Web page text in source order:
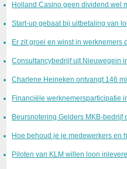
Holland Casino geen dividend wel
Start-up gebaat bij uitbetaling van
Er zit groei en winst in
Consultancybedrijf uit Nieuwegein
Charlene Heineken ontvangt 146
Financiële werknemersparticipatie
Beursnotering Gelders MKB-bedrijf
Hoe behoud je je medewerkers en
Piloten van KLM willen loon